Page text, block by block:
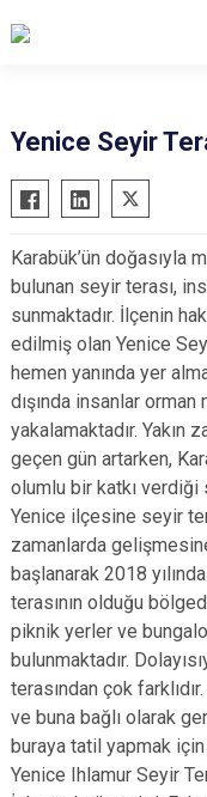
Yenice Seyir
Karabük’ün doğasıyla
bulunan seyir terası,
sunmaktadır. İlçenin
edilmiş olan Yenice
hemen yanında yer
dışında insanlar orman
yakalamaktadır. Yakın
geçen gün artarken,
olumlu bir katkı verdiği
Yenice ilçesine seyir
zamanlarda
başlanarak 2018
terasının olduğu
piknik yerler ve
bulunmaktadır.
terasından çok
ve buna bağlı olarak
buraya tatil yapmak
Yenice Ihlamur Seyir